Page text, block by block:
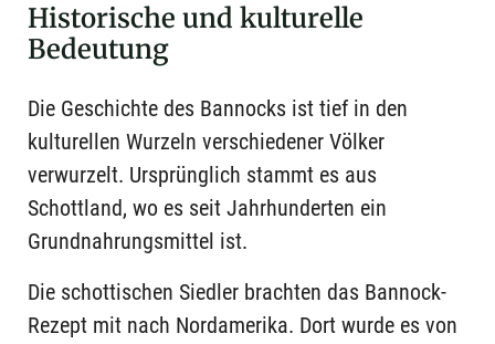
Historische und kulturelle
Bedeutung
Die Geschichte des Bannocks ist tief in den
kulturellen Wurzeln verschiedener Völker
verwurzelt. Ursprünglich stammt es aus
Schottland, wo es seit Jahrhunderten ein
Grundnahrungsmittel ist.
Die schottischen Siedler brachten das Bannock-
Rezept mit nach Nordamerika. Dort wurde es von